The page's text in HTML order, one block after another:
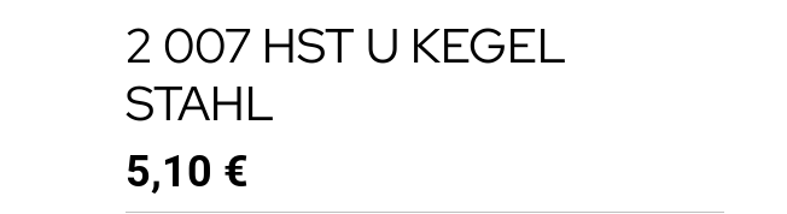
2 007 HST U KEGEL
STAHL
5,10 €